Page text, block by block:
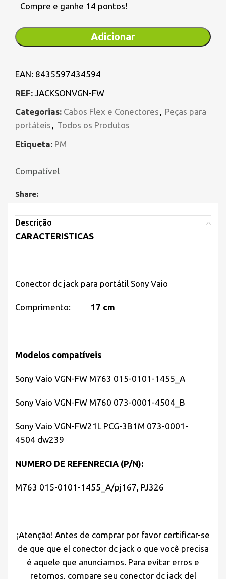
Compre e ganhe 14 pontos!
Adicionar
EAN: 8435597434594
REF: JACKSONVGN-FW
Categorias: Cabos Flex e Conectores , Peças para
portáteis , Todos os Produtos
Etiqueta: PM
Compatível
Share:
Descrição
CARACTERISTICAS
Conector dc jack para portátil Sony Vaio
Comprimento: 17 cm
Modelos compatíveis
Sony Vaio VGN-FW M763 015-0101-1455_A
Sony Vaio VGN-FW M760 073-0001-4504_B
Sony Vaio VGN-FW21L PCG-3B1M 073-0001-
4504 dw239
NUMERO DE REFENRECIA (P/N):
M763 015-0101-1455_A/pj167, PJ326
¡Atenção! Antes de comprar por favor certificar-se
de que que el conector dc jack o que você precisa
é aquele que anunciamos. Para evitar erros e
retornos, compare seu conector dc jack del